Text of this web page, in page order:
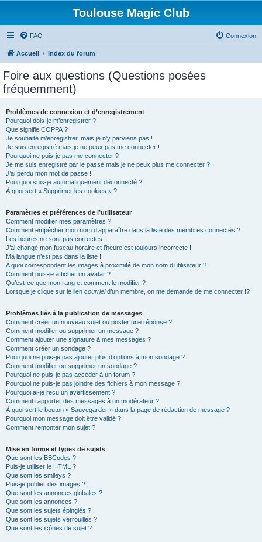
Toulouse Magic Club
FAQ Connexion
Accueil Index du forum
Foire aux questions (Questions posées
fréquemment)
Problèmes de connexion et d’enregistrement
Pourquoi dois-je m’enregistrer ?
Que signifie COPPA ?
Je souhaite m’enregistrer, mais je n’y parviens pas !
Je suis enregistré mais je ne peux pas me connecter !
Pourquoi ne puis-je pas me connecter ?
Je me suis enregistré par le passé mais je ne peux plus me connecter ?!
J’ai perdu mon mot de passe !
Pourquoi suis-je automatiquement déconnecté ?
À quoi sert « Supprimer les cookies » ?
Paramètres et préférences de l’utilisateur
Comment modifier mes paramètres ?
Comment empêcher mon nom d’apparaître dans la liste des membres connectés ?
Les heures ne sont pas correctes !
J’ai changé mon fuseau horaire et l’heure est toujours incorrecte !
Ma langue n’est pas dans la liste !
A quoi correspondent les images à proximité de mon nom d’utilisateur ?
Comment puis-je afficher un avatar ?
Qu’est-ce que mon rang et comment le modifier ?
Lorsque je clique sur le lien courrield’un membre, on me demande de me connecter !?
Problèmes liés à la publication de messages
Comment créer un nouveau sujet ou poster une réponse ?
Comment modifier ou supprimer un message ?
Comment ajouter une signature à mes messages ?
Comment créer un sondage ?
Pourquoi ne puis-je pas ajouter plus d’options à mon sondage ?
Comment modifier ou supprimer un sondage ?
Pourquoi ne puis-je pas accéder à un forum ?
Pourquoi ne puis-je pas joindre des fichiers à mon message ?
Pourquoi ai-je reçu un avertissement ?
Comment rapporter des messages à un modérateur ?
À quoi sert le bouton « Sauvegarder » dans la page de rédaction de message ?
Pourquoi mon message doit être validé ?
Comment remonter mon sujet ?
Mise en forme et types de sujets
Que sont les BBCodes ?
Puis-je utiliser le HTML ?
Que sont les smileys ?
Puis-je publier des images ?
Que sont les annonces globales ?
Que sont les annonces ?
Que sont les sujets épinglés ?
Que sont les sujets verrouillés ?
Que sont les icônes de sujet ?